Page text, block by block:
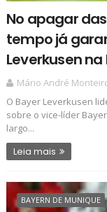
No apagar
tempo já
Leverkusen
Mário André
O Bayer Leverkusen
sobre o vice-líder
largo...
Leia mais
BAYERN DE MUNIQUE